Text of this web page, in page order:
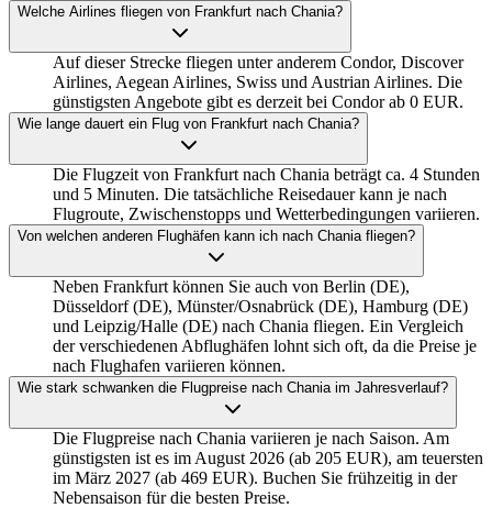
Welche Airlines fliegen von Frankfurt nach Chania?
Auf dieser Strecke fliegen unter anderem Condor, Discover
Airlines, Aegean Airlines, Swiss und Austrian Airlines. Die
günstigsten Angebote gibt es derzeit bei Condor ab 0 EUR.
Wie lange dauert ein Flug von Frankfurt nach Chania?
Die Flugzeit von Frankfurt nach Chania beträgt ca. 4 Stunden
und 5 Minuten. Die tatsächliche Reisedauer kann je nach
Flugroute, Zwischenstopps und Wetterbedingungen variieren.
Von welchen anderen Flughäfen kann ich nach Chania fliegen?
Neben Frankfurt können Sie auch von Berlin (DE),
Düsseldorf (DE), Münster/Osnabrück (DE), Hamburg (DE)
und Leipzig/Halle (DE) nach Chania fliegen. Ein Vergleich
der verschiedenen Abflughäfen lohnt sich oft, da die Preise je
nach Flughafen variieren können.
Wie stark schwanken die Flugpreise nach Chania im Jahresverlauf?
Die Flugpreise nach Chania variieren je nach Saison. Am
günstigsten ist es im August 2026 (ab 205 EUR), am teuersten
im März 2027 (ab 469 EUR). Buchen Sie frühzeitig in der
Nebensaison für die besten Preise.